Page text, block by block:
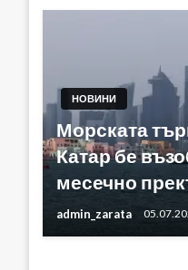
НОВИНИ
Морската
Катар бе
месечно
admin_zarata